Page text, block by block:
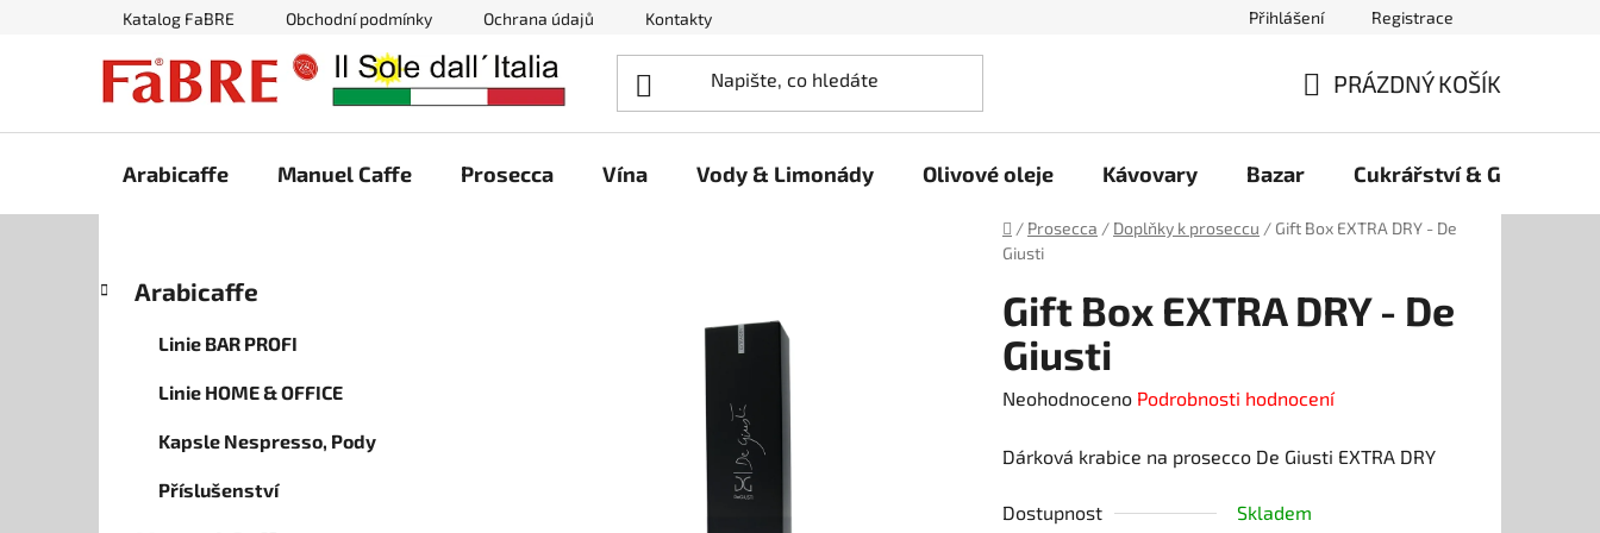
Katalog FaBRE Obchodní podmínky Ochrana údajů Kontakty Přihlášení Registrace
KOŠÍK
PRÁZDNÝ KOŠÍK
Arabicaffe Manuel Caffe Prosecca Vína Vody & Limonády Olivové oleje Kávovary Bazar Cukrářství & Gelato
Domů
/ Prosecca / Doplňky k proseccu / Gift Box EXTRA DRY - De
Giusti
P
í
kategorie
a
Arabicaffe
Linie BAR PROFI
Linie HOME & OFFICE
Kapsle Nespresso, Pody
Příslušenství
Gift Box EXTRA DRY - De
Giusti
Průměrné
produktu
0,0
Neohodnoceno Podrobnosti hodnocení
Dárková krabice na prosecco De Giusti EXTRA DRY
Dostupnost Skladem